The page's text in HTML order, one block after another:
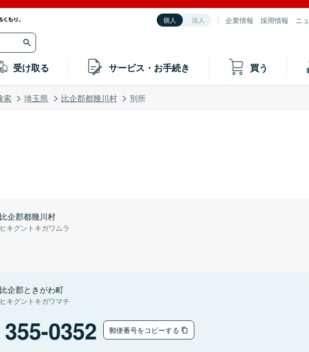
個人 法人 企業情報 採用情報 ニ
受け取る サービス・お手続き 買う
索 埼玉県 比企郡都幾川村 別所
比企郡都幾川村
ヒキグントキガワムラ
比企郡ときがわ町
ヒキグントキガワマチ
355-0352 郵便番号をコピーする